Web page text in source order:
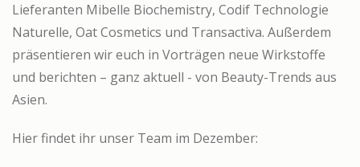
Lieferanten Mibelle Biochemistry, Codif Technologie
Naturelle, Oat Cosmetics und Transactiva. Außerdem
präsentieren wir euch in Vorträgen neue Wirkstoffe
und berichten – ganz aktuell - von Beauty-Trends aus
Asien.
Hier findet ihr unser Team im Dezember: